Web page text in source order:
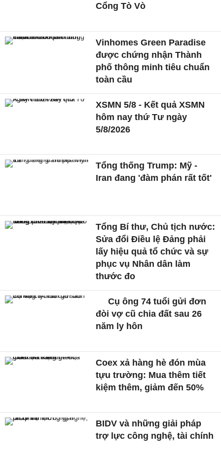
Cổng Tò Vò
Vinhomes Green Paradise
được chứng nhận Thành
phố thông minh tiêu chuẩn
toàn cầu
XSMN 5/8 - Kết quả XSMN
hôm nay thứ Tư ngày
5/8/2026
Tổng thống Trump: Mỹ -
Iran đang 'đàm phán rất tốt'
Tổng Bí thư, Chủ tịch nước:
Sửa đổi Điều lệ Đảng phải
lấy hiệu quả tổ chức và sự
phục vụ Nhân dân làm
thước đo
Cụ ông 74 tuổi gửi đơn
đòi vợ cũ chia đất sau 26
năm ly hôn
Coex xả hàng hè đón mùa
tựu trường: Mua thêm tiết
kiệm thêm, giảm đến 50%
BIDV và những giải pháp
trợ lực công nghệ, tài chính